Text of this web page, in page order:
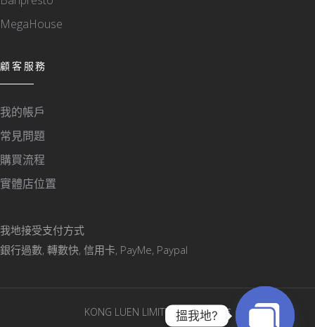
MegaHouse
顧客服務
我的帳戶
常見問題
購買流程
實體店位置
我地接受支付方式
銀行過數, 轉數快, 信用卡, PayMe, Paypal
KONG LUEN LIMITED © 版權所有
搵我地?